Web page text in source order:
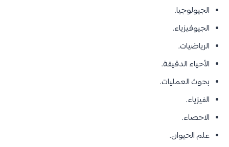
الجيولوجيا.
الجيوفيزياء.
الرياضيات.
الأحياء الدقيقة.
بحوث العمليات.
الفيزياء.
الاحصاء.
علم الحيوان.